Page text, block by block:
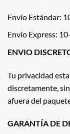
Envío Estándar:
Envío Express:
ENVIO
Tu privacidad
discretamente,
afuera del
GARANTÍA DE